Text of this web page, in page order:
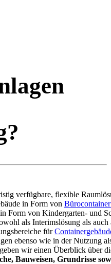
verfügbare, flexible
in Form von
Form von Kindergarten- und
als Interimslösung als auch
für
ebenso wie in der Nutzung
wir einen Überblick über
Bauweisen, Grundrisse